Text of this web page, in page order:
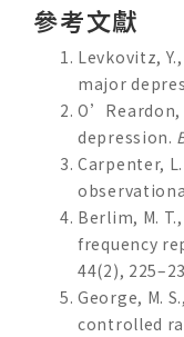
參考文獻
Levkovitz,
major
O’Reardon,
depression.
Carpenter,
Berlim, M.
frequency
44(2),
George, M.
controlled